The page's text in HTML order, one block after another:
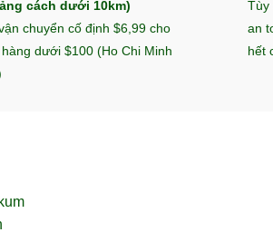
cách dưới 10km)
chuyển cố định $6,99 cho
dưới $100 (Ho Chi Minh
Tùy
an
hết